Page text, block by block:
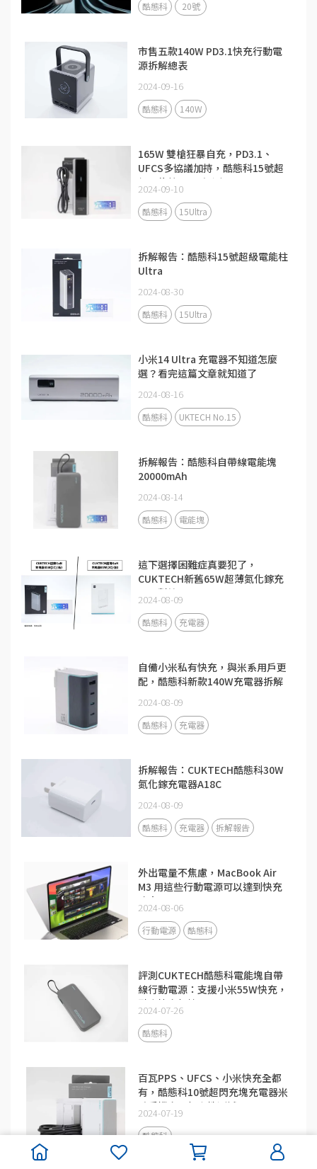
酷態科 20號
市售五款140W PD3.1快充行動電
源拆解總表
2024-09-16
酷態科 140W
165W 雙槍狂暴自充，PD3.1、
UFCS多協議加持，酷態科15號超
級電能柱Ultra評測
2024-09-10
酷態科 15Ultra
拆解報告：酷態科15號超級電能柱
Ultra
2024-08-30
酷態科 15Ultra
小米14 Ultra 充電器不知道怎麼
選？看完這篇文章就知道了
2024-08-16
酷態科 UKTECH No.15
拆解報告：酷態科自帶線電能塊
20000mAh
2024-08-14
酷態科 電能塊
這下選擇困難症真要犯了，
CUKTECH新舊65W超薄氮化鎵充
電器對比
2024-08-09
酷態科 充電器
自備小米私有快充，與米系用戶更
配，酷態科新款140W充電器拆解
2024-08-09
酷態科 充電器
拆解報告：CUKTECH酷態科30W
氮化鎵充電器A18C
2024-08-09
酷態科 充電器 拆解報告
外出電量不焦慮，MacBook Air
M3 用這些行動電源可以達到快充
功率
2024-08-06
行動電源 酷態科
評測CUKTECH酷態科電能塊自帶
線行動電源：支援小米55W快充，
融合快充加持
2024-07-26
酷態科
百瓦PPS、UFCS、小米快充全都
有，酷態科10號超閃充塊充電器米
系手機充電相容性測試
2024-07-19
酷態科